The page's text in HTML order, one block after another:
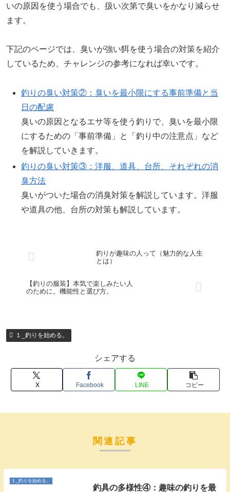
いの原因を使う場合でも、扱い次第で臭いをかなり減らせ
ます。
下記のページでは、臭いが強い餌を使う場合の対策を紹介
しているため、チャレンジの参考になれば幸いです。
釣りの臭い対策②：臭いを最小限にする事前準備と当
日の配慮
臭いの原因となるエサ等を使う釣りで、臭いを最小限
にするための「事前準備」と「釣り中の注意点」など
を解説していきます。
釣りの臭い対策③：洋服、道具、台所、それぞれの消
臭方法
臭いがついた場合の消臭対策を解説しています。洋服
や道具の他、台所の対策も解説しています。
釣りが趣味の人って（魅力的な人生
とは）
【釣りの服装】本気で楽しみたい人
のために。機能性と選び方。
１_釣りを始める。
シェアする
X Facebook LINE コピー
関連記事
１_釣りを始める。
釣具の多様性④：趣味の釣りを最